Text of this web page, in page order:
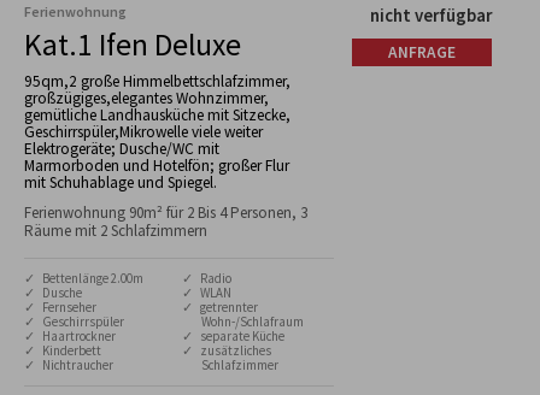
Ferienwohnung
Kat.1 Ifen Deluxe
95qm,2 große Himmelbettschlafzimmer,
großzügiges,elegantes Wohnzimmer,
gemütliche Landhausküche mit Sitzecke,
Geschirrspüler,Mikrowelle viele weiter
Elektrogeräte; Dusche/WC mit
Marmorboden und Hotelfön; großer Flur
mit Schuhablage und Spiegel.
Ferienwohnung 90m² für 2 Bis 4 Personen, 3
Räume mit 2 Schlafzimmern
✓ Bettenlänge 2.00m
✓ Dusche
✓ Fernseher
✓ Geschirrspüler
✓ Haartrockner
✓ Kinderbett
✓ Nichtraucher
✓ Radio
✓ WLAN
✓ getrennter
Wohn-/Schlafraum
✓ separate Küche
✓ zusätzliches
Schlafzimmer
nicht verfügbar
ANFRAGE